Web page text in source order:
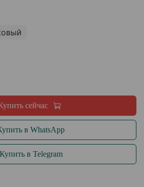
сейчас
в WhatsApp
Купить в Telegram